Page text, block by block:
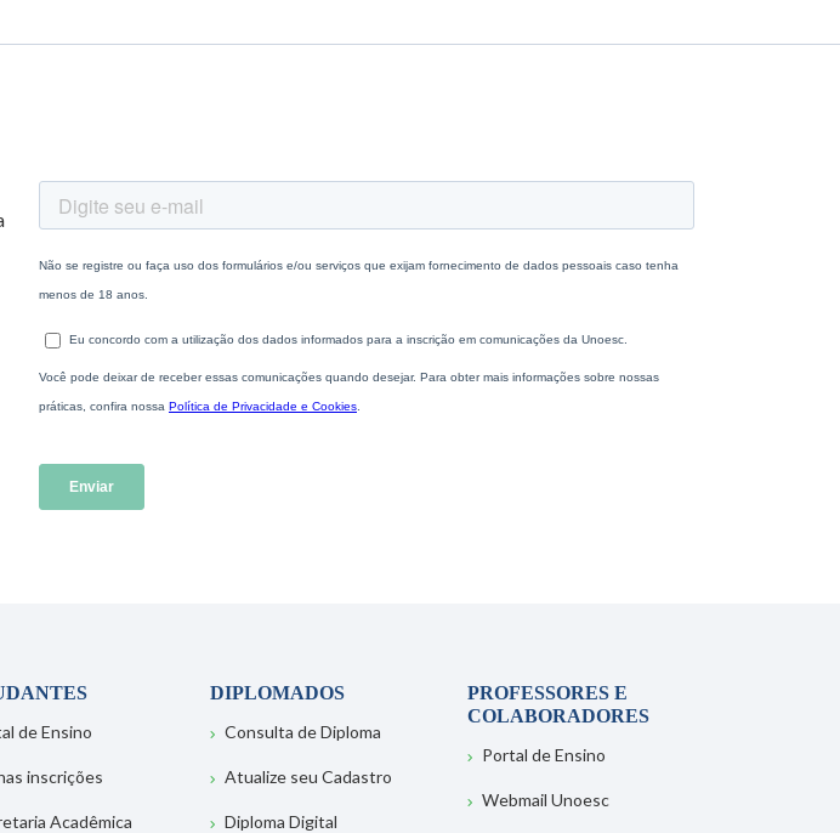
de Ensino
inscrições
Acadêmica
DIPLOMADOS
Consulta de Diploma
Atualize seu Cadastro
Diploma Digital
PROFESSORES E
COLABORADORES
Portal de Ensino
Webmail Unoesc